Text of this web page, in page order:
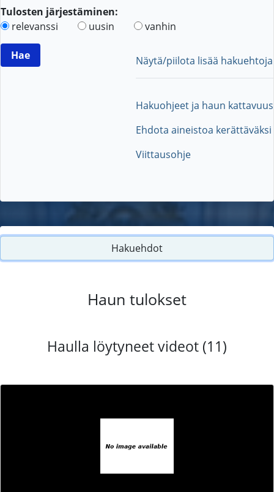
Tulosten järjestäminen:
relevanssi
uusin vanhin
Näytä/piilota lisää hakuehtoja
Hakuohjeet ja haun kattavuus
Ehdota aineistoa kerättäväksi
Viittausohje
Hakuehdot
Haun tulokset
Haulla löytyneet videot (11)